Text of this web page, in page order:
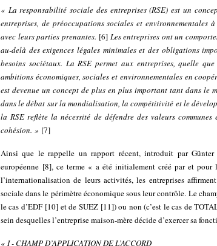
« La responsabilité sociale des entreprises (RSE) est un
entreprises, de préoccupations sociales et environnementales
avec leurs parties prenantes. [6] Les entreprises ont un
au-delà des exigences légales minimales et des obligations
besoins sociétaux. La RSE permet aux entreprises, quelle
ambitions économiques, sociales et environnementales en
est devenue un concept de plus en plus important tant dans le
dans le débat sur la mondialisation, la compétitivité et le
la RSE reflète la nécessité de défendre des valeurs
cohésion. » [7]
Ainsi que le rappelle un rapport récent, introduit par Günter
européenne [8], ce terme « a été initialement créé par et pour
l’internationalisation de leurs activités, les entreprises
sociale dans le périmètre économique sous leur contrôle. Le
le cas d’EDF[10] et de SUEZ[11]) ou non (c’est le cas de
sein desquelles l’entreprise maison-mère décide d’exercer sa
« I - CHAMP D’APPLICATION DE L’ACCORD